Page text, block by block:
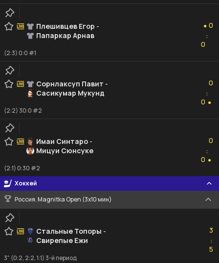
Плешивцев Егор -
Папаркар Арнав
● 0
:
0
(2:3) 0:0 #1
Сорнлаксуп Павит -
Сасикумар Мукунд
0
:
0 ●
(2:2) 30:0 #2
Имаи Синтаро -
Мицуи Сюнсуке
0
:
0 ●
(2:1) 0:30 #2
Хоккей
Россия. Magnitka Open (3х10 мин)
Стальные Топоры -
Свирепые Ежи
3
:5
5
3" (0:2, 2:2, 1:1) 3-й период